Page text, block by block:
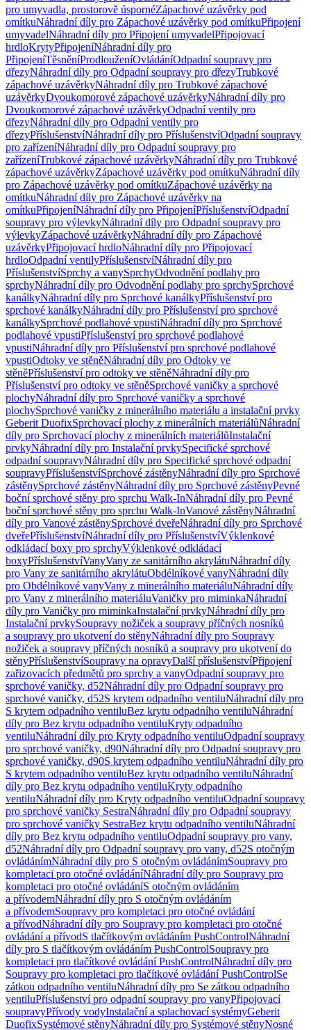
pro umyvadla, prostorově úspornéZápachové uzávěrky pod
omítkuNáhradní díly pro Zápachové uzávěrky pod omítkuPřipojení
umyvadelNáhradní díly pro Připojení umyvadelPřipojovací
hrdloKrytyPřipojeníNáhradní díly pro
PřipojeníTěsněníProdlouženíOvládáníOdpadní soupravy pro
dřezyNáhradní díly pro Odpadní soupravy pro dřezyTrubkové
zápachové uzávěrkyNáhradní díly pro Trubkové zápachové
uzávěrkyDvoukomorové zápachové uzávěrkyNáhradní díly pro
Dvoukomorové zápachové uzávěrkyOdpadní ventily pro
dřezyNáhradní díly pro Odpadní ventily pro
dřezyPříslušenstvíNáhradní díly pro PříslušenstvíOdpadní soupravy
pro zařízeníNáhradní díly pro Odpadní soupravy pro
zařízeníTrubkové zápachové uzávěrkyNáhradní díly pro Trubkové
zápachové uzávěrkyZápachové uzávěrky pod omítkuNáhradní díly
pro Zápachové uzávěrky pod omítkuZápachové uzávěrky na
omítkuNáhradní díly pro Zápachové uzávěrky na
omítkuPřipojeníNáhradní díly pro PřipojeníPříslušenstvíOdpadní
soupravy pro výlevkyNáhradní díly pro Odpadní soupravy pro
výlevkyZápachové uzávěrkyNáhradní díly pro Zápachové
uzávěrkyPřipojovací hrdloNáhradní díly pro Připojovací
hrdloOdpadní ventilyPříslušenstvíNáhradní díly pro
PříslušenstvíSprchy a vanySprchyOdvodnění podlahy pro
sprchyNáhradní díly pro Odvodnění podlahy pro sprchySprchové
kanálkyNáhradní díly pro Sprchové kanálkyPříslušenství pro
sprchové kanálkyNáhradní díly pro Příslušenství pro sprchové
kanálkySprchové podlahové vpustiNáhradní díly pro Sprchové
podlahové vpustiPříslušenství pro sprchové podlahové
vpustiNáhradní díly pro Příslušenství pro sprchové podlahové
vpustiOdtoky ve stěněNáhradní díly pro Odtoky ve
stěněPříslušenství pro odtoky ve stěněNáhradní díly pro
Příslušenství pro odtoky ve stěněSprchové vaničky a sprchové
plochyNáhradní díly pro Sprchové vaničky a sprchové
plochySprchové vaničky z minerálního materiálu a instalační prvky
Geberit DuofixSprchovací plochy z minerálních materiálůNáhradní
díly pro Sprchovací plochy z minerálních materiálůInstalační
prvkyNáhradní díly pro Instalační prvkySpecifické sprchové
odpadní soupravyNáhradní díly pro Specifické sprchové odpadní
soupravyPříslušenstvíSprchové zástěnyNáhradní díly pro Sprchové
zástěnySprchové zástěnyNáhradní díly pro Sprchové zástěnyPevné
boční sprchové stěny pro sprchu Walk-InNáhradní díly pro Pevné
boční sprchové stěny pro sprchu Walk-InVanové zástěnyNáhradní
díly pro Vanové zástěnySprchové dveřeNáhradní díly pro Sprchové
dveřePříslušenstvíNáhradní díly pro PříslušenstvíVýklenkové
odkládací boxy pro sprchyVýklenkové odkládací
boxyPříslušenstvíVanyVany ze sanitárního akrylátuNáhradní díly
pro Vany ze sanitárního akrylátuObdélníkové vanyNáhradní díly
pro Obdélníkové vanyVany z minerálního materiáluNáhradní díly
pro Vany z minerálního materiáluVaničky pro miminkaNáhradní
díly pro Vaničky pro miminkaInstalační prvkyNáhradní díly pro
Instalační prvkySoupravy nožiček a soupravy příčných nosníků
a soupravy pro ukotvení do stěnyNáhradní díly pro Soupravy
nožiček a soupravy příčných nosníků a soupravy pro ukotvení do
stěnyPříslušenstvíSoupravy na opravyDalší příslušenstvíPřipojení
zařizovacích předmětů pro sprchy a vanyOdpadní soupravy pro
sprchové vaničky, d52Náhradní díly pro Odpadní soupravy pro
sprchové vaničky, d52S krytem odpadního ventiluNáhradní díly pro
S krytem odpadního ventiluBez krytu odpadního ventiluNáhradní
díly pro Bez krytu odpadního ventiluKryty odpadního
ventiluNáhradní díly pro Kryty odpadního ventiluOdpadní soupravy
pro sprchové vaničky, d90Náhradní díly pro Odpadní soupravy pro
sprchové vaničky, d90S krytem odpadního ventiluNáhradní díly pro
S krytem odpadního ventiluBez krytu odpadního ventiluNáhradní
díly pro Bez krytu odpadního ventiluKryty odpadního
ventiluNáhradní díly pro Kryty odpadního ventiluOdpadní soupravy
pro sprchové vaničky SestraNáhradní díly pro Odpadní soupravy
pro sprchové vaničky SestraBez krytu odpadního ventiluNáhradní
díly pro Bez krytu odpadního ventiluOdpadní soupravy pro vany,
d52Náhradní díly pro Odpadní soupravy pro vany, d52S otočným
ovládánímNáhradní díly pro S otočným ovládánímSoupravy pro
kompletaci pro otočné ovládáníNáhradní díly pro Soupravy pro
kompletaci pro otočné ovládáníS otočným ovládáním
a přívodemNáhradní díly pro S otočným ovládáním
a přívodemSoupravy pro kompletaci pro otočné ovládání
a přívodNáhradní díly pro Soupravy pro kompletaci pro otočné
ovládání a přívodS tlačítkovým ovládáním PushControlNáhradní
díly pro S tlačítkovým ovládáním PushControlSoupravy pro
kompletaci pro tlačítkové ovládání PushControlNáhradní díly pro
Soupravy pro kompletaci pro tlačítkové ovládání PushControlSe
zátkou odpadního ventiluNáhradní díly pro Se zátkou odpadního
ventiluPříslušenství pro odpadní soupravy pro vanyPřipojovací
soupravyPřívody vodyInstalační a splachovací systémyGeberit
DuofixSystémové stěnyNáhradní díly pro Systémové stěnyNosné